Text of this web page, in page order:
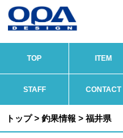
TOP ITEM
STAFF CONTACT
トップ> 釣果情報 > 福井県